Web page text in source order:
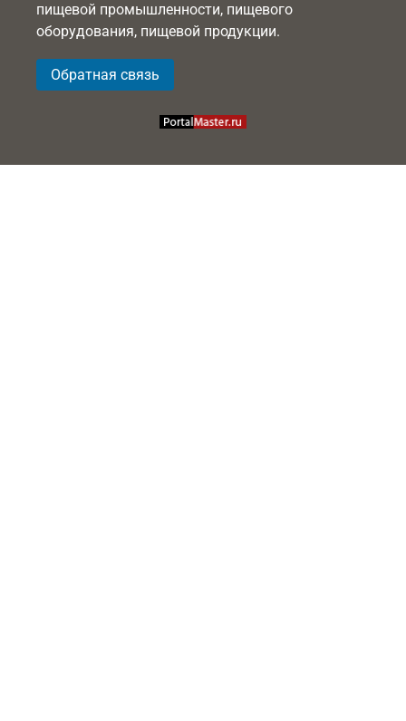
пищевой промышленности, пищевого
оборудования, пищевой продукции.
Обратная связь